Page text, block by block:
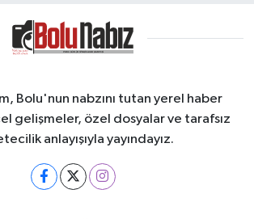
Bolu'nun nabzını tutan yerel haber
gelişmeler, özel dosyalar ve tarafsız
anlayışıyla yayındayız.